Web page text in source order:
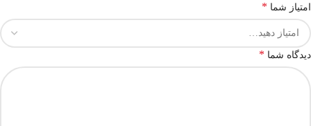
امتیاز شما *
دیدگاه شما *